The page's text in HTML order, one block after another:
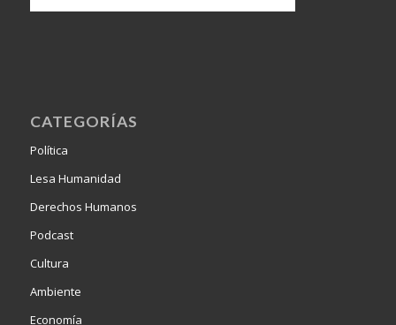
CATEGORÍAS
Política
Lesa Humanidad
Derechos Humanos
Podcast
Cultura
Ambiente
Economía